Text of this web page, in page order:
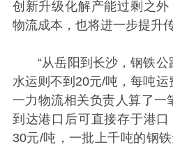
创新升级化解产能过剩之
物流成本，也将进一步提升
“从岳阳到长沙，钢铁公
水运则不到20元/吨，每吨运
一力物流相关负责人算了一
到达港口后可直接存于港
30元/吨，一批上千吨的钢